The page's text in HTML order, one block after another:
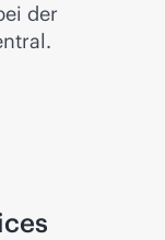
der